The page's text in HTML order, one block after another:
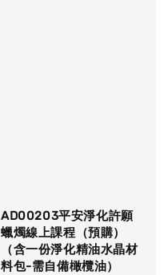
AD00203平安淨化許願
蠟燭線上課程（預購）
（含一份淨化精油水晶材
料包-需自備橄欖油）